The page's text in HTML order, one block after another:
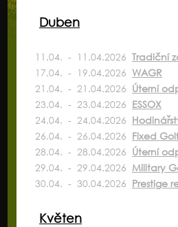
Duben
11.04. - 11.04.2026 Tradiční
17.04. - 19.04.2026 WAGR
21.04. - 21.04.2026 Úterní
23.04. - 23.04.2026 ESSOX
24.04. - 24.04.2026
26.04. - 26.04.2026 Fixed
28.04. - 28.04.2026 Úterní
29.04. - 29.04.2026 Military
30.04. - 30.04.2026 Prestige
Květen